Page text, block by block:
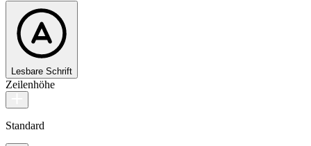
Lesbare Schrift
Zeilenhöhe
Standard